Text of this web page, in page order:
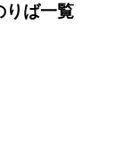
りば一覧